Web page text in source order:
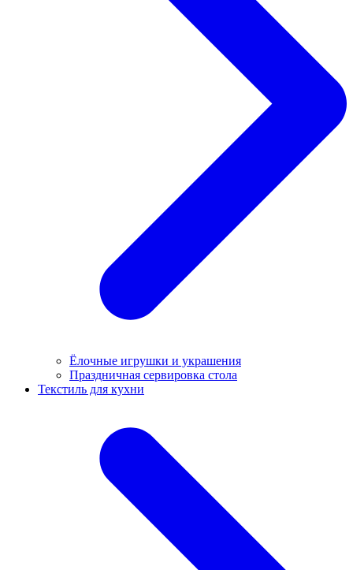
Ёлочные игрушки и украшения
Праздничная сервировка стола
Текстиль для кухни